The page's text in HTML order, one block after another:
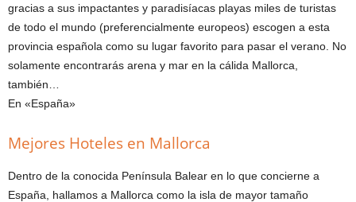
gracias a sus impactantes y paradisíacas playas miles de turistas
de todo el mundo (preferencialmente europeos) escogen a esta
provincia española como su lugar favorito para pasar el verano. No
solamente encontrarás arena y mar en la cálida Mallorca,
también…
En «España»
Mejores Hoteles en Mallorca
Dentro de la conocida Península Balear en lo que concierne a
España, hallamos a Mallorca como la isla de mayor tamaño